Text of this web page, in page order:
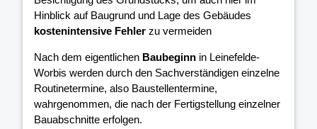
Hinblick auf Baugrund und Lage des Gebäudes
kostenintensive Fehler zu vermeiden
Nach dem eigentlichen Baubeginn in Leinefelde-
Worbis werden durch den Sachverständigen einzelne
Routinetermine, also Baustellentermine,
wahrgenommen, die nach der Fertigstellung einzelner
Bauabschnitte erfolgen.